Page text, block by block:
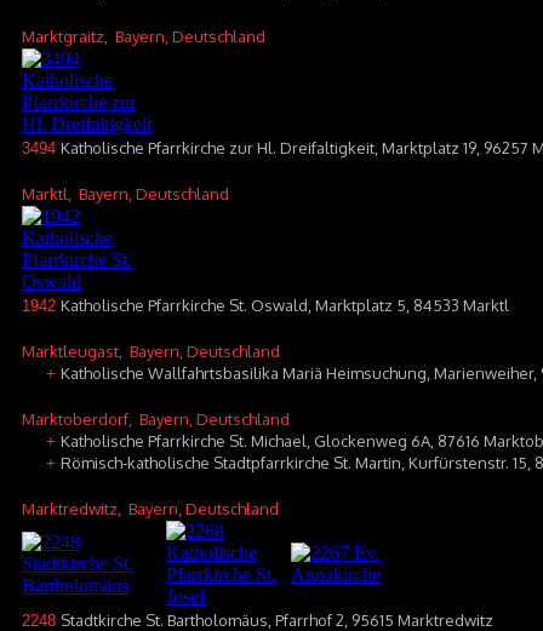
Marktgraitz , Bayern, Deutschland
3494 Katholische Pfarrkirche zur Hl. Dreifaltigkeit, Marktplatz 19, 96257
Marktl , Bayern, Deutschland
1942 Katholische Pfarrkirche St. Oswald, Marktplatz 5, 84533 Marktl
Marktleugast , Bayern, Deutschland
+ Katholische Wallfahrtsbasilika Mariä Heimsuchung,
Marktoberdorf , Bayern, Deutschland
+ Katholische Pfarrkirche St. Michael, Glockenweg 6A, 87616
+ Römisch-katholische Stadtpfarrkirche St. Martin, Kurfürstenstr. 15,
Marktredwitz , Bayern, Deutschland
2248 Stadtkirche St. Bartholomäus, Pfarrhof 2, 95615 Marktredwitz